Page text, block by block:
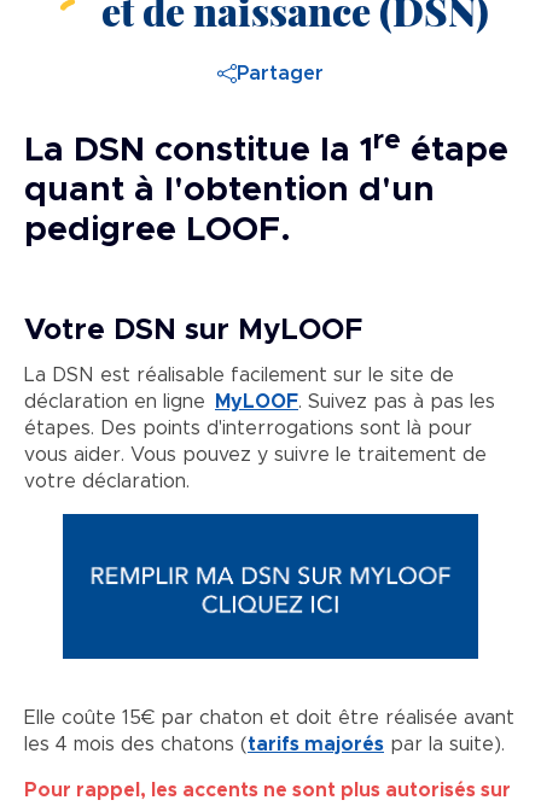
Partager
La DSN constitue la 1 re étape
quant à l'obtention d'un
pedigree LOOF.
Votre DSN sur MyLOOF
La DSN est réalisable facilement sur le site de
déclaration en ligne
MyLOOF. Suivez pas à pas les
étapes. Des points d'interrogations sont là pour
vous aider. Vous pouvez y suivre le traitement de
votre déclaration.
Elle coûte 15€ par chaton et doit être réalisée avant
les 4 mois des chatons (tarifs majorés par la suite).
Pour rappel, les accents ne sont plus autorisés sur